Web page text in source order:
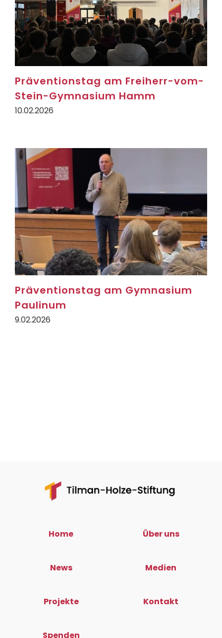
Präventionstag am Freiherr-vom-
Stein-Gymnasium Hamm
10.02.2026
Präventionstag am Gymnasium
Paulinum
9.02.2026
Home
News
Projekte
Spenden
Über uns
Medien
Kontakt